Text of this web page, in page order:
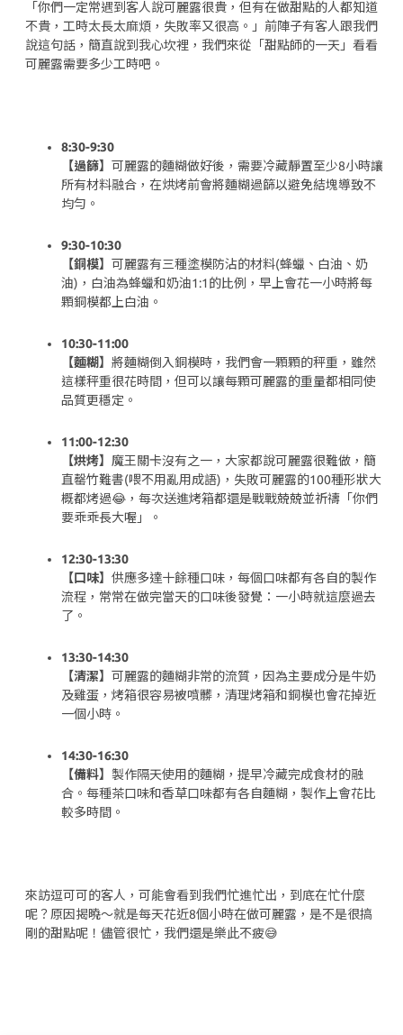
「你們一定常遇到客人說可麗露很貴，但有在做甜點的人都知道
不貴，工時太長太麻煩，失敗率又很高。」前陣子有客人跟我們
說這句話，簡直說到我心坎裡，我們來從「甜點師的一天」看看
可麗露需要多少工時吧。
8:30-9:30
【過篩】 可麗露的麵糊做好後，需要冷藏靜置至少8小時讓
所有材料融合，在烘烤前會將麵糊過篩以避免結塊導致不
均勻。
9:30-10:30
【銅模】 可麗露有三種塗模防沾的材料(蜂蠟、白油、奶
油)，白油為蜂蠟和奶油1:1的比例，早上會花一小時將每
顆銅模都上白油。
10:30-11:00
【麵糊】 將麵糊倒入銅模時，我們會一顆顆的秤重，雖然
這樣秤重很花時間，但可以讓每顆可麗露的重量都相同使
品質更穩定。
11:00-12:30
【烘烤】 魔王關卡沒有之一，大家都說可麗露很難做，簡
直罄竹難書(喂不用亂用成語)，失敗可麗露的100種形狀大
概都烤過😂，每次送進烤箱都還是戰戰兢兢並祈禱「你們
要乖乖長大喔」。
12:30-13:30
【口味】 供應多達十餘種口味，每個口味都有各自的製作
流程，常常在做完當天的口味後發覺：一小時就這麼過去
了。
13:30-14:30
【清潔】 可麗露的麵糊非常的流質，因為主要成分是牛奶
及雞蛋，烤箱很容易被噴髒，清理烤箱和銅模也會花掉近
一個小時。
14:30-16:30
【備料】 製作隔天使用的麵糊，提早冷藏完成食材的融
合。每種茶口味和香草口味都有各自麵糊，製作上會花比
較多時間。
來訪逗可可的客人，可能會看到我們忙進忙出，到底在忙什麼
呢？原因揭曉～就是每天花近8個小時在做可麗露，是不是很搞
剛的甜點呢！儘管很忙，我們還是樂此不疲😅